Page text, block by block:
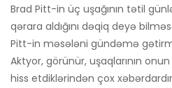
Brad Pitt-in üç uşağının tətil
qərara aldığını dəqiq deyə
Pitt-in məsələni gündəmə
Aktyor, görünür, uşaqlarının
hiss etdiklərindən çox